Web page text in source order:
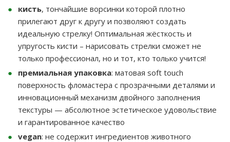
кисть, тончайшие ворсинки которой плотно
прилегают друг к другу и позволяют создать
идеальную стрелку! Оптимальная жёсткость и
упругость кисти – нарисовать стрелки сможет не
только профессионал, но и тот, кто только учится!
премиальная упаковка: матовая soft touch
поверхность фломастера с прозрачными деталями и
инновационный механизм двойного заполнения
текстуры — абсолютное эстетическое удовольствие
и гарантированное качество
vegan: не содержит ингредиентов животного